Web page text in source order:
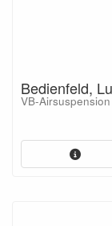
Bedienfeld,
VB-Airsuspension